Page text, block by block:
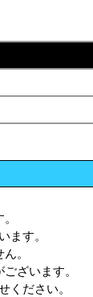
す。
。
ざいます。
ださい。